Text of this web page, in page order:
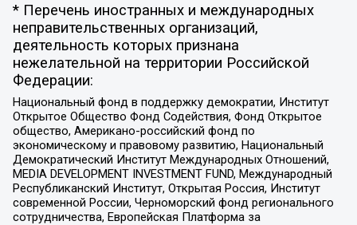
* Перечень иностранных и международных
неправительственных организаций,
деятельность которых признана
нежелательной на территории Российской
Федерации:
Национальный фонд в поддержку демократии, Институт
Открытое Общество Фонд Содействия, Фонд Открытое
общество, Американо-российский фонд по
экономическому и правовому развитию, Национальный
Демократический Институт Международных Отношений,
MEDIA DEVELOPMENT INVESTMENT FUND, Международный
Республиканский Институт, Открытая Россия, Институт
современной России, Черноморский фонд регионального
сотрудничества, Европейская Платформа за